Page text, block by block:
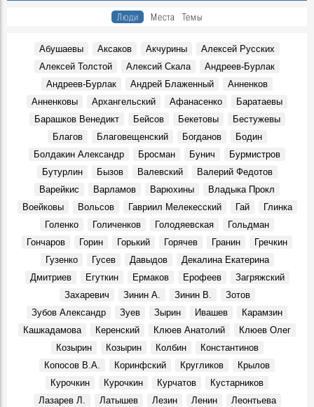
Показали книги семьи Языковых и книги с автографами
Герои, 16 Марта 1803
К100-летию со дня рождения краеведа и исследователя
Венедикта Барашкова. Видео Дворца книги
Герои, 17 Марта 1926
Большой театр в Симбирске-Ульяновске? Именно так
Места, 27 Марта 1920
В Ульяновске умер Заслуженный тренер России
Геннадий Климов
Герои, 31 Марта 2026
вопроса — 1,9 млн рублей
Места, 31 Апреля 2026
В Доме Гончарова проводят экскурсии при свете
старинной лампы
Покажут подлинные автографы космонавтов, документы
События, 10 Апреля 2026
В Музее изобразительного искусства XX-XXI вв.
откроется юбилейная выставка Аркадия Егуткина
События, 2 Апреля 2026
День работника культуры. Луиза Баюра – 55 лет в
Художественном музее! Видео
Люди Места Темы
Абушаевы Аксаков Акчурины
Алексей Русских
Алексей Толстой
Алексий Скала
Андреев-Бурлак
Андреев-Бурлак
Андрей Блаженный
Анненков
Анненковы
Архангельский Афанасенко
Баратаевы
Барашков Венедикт
Бейсов Бекетовы
Бестужевы
Благов
Благовещенский Богданов
Бодин
Болдакин Александр
Бросман Бунич
Бурмистров
Бутурлин
Бызов Валевский
Валерий Федотов
Варейкис
Варламов Варюхины
Владыка Прокл
Воейковы
Вольсов Гавриил Мелекесский Гай
Глинка
Голенко
Голиченков Голодяевская
Гольдман
Гончаров
Горин Горький Горячев Гранин
Гречкин
Гузенко
Гусев Давыдов
Декалина Екатерина
Дмитриев
Егуткин Ермаков Ерофеев
Загряжский
Захаревич
Зинин А. Зинин В.
Зотов
Зубов Александр
Зуев Зырин Ивашев
Карамзин
Кашкадамова
Керенский Клюев Анатолий
Клюев Олег
Козырин
Козырин Колбин
Константинов
Копосов В.А.
Коринфский Кругликов
Крылов
Курочкин
Курочкин Курчатов
Кустарников
Лазарев Л.
Латышев Лезин Ленин
Леонтьева